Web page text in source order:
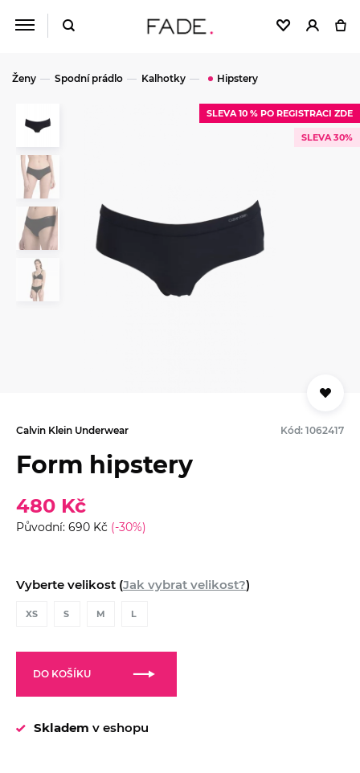
Ženy Spodní prádlo Kalhotky Hipstery
SLEVA 10 % PO REGISTRACI ZDE
SLEVA 30%
Calvin Klein Underwear Kód: 1062417
Form hipstery
480 Kč
Původní: 690 Kč (-30%)
Vyberte velikost (Jak vybrat velikost?)
XS S M L
DO KOŠÍKU
Skladem v eshopu